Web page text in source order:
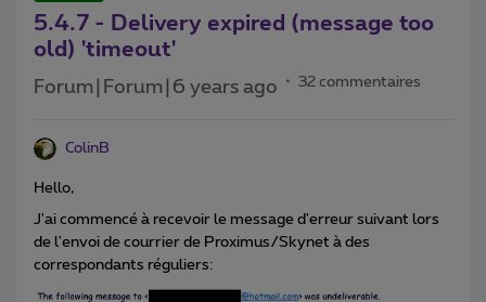
5.4.7 - Delivery expired (message too
old) 'timeout'
Forum|Forum|6 years ago 32 commentaires
ColinB
Hello,
J'ai commencé à recevoir le message d'erreur suivant lors
de l'envoi de courrier de Proximus/Skynet à des
correspondants réguliers: